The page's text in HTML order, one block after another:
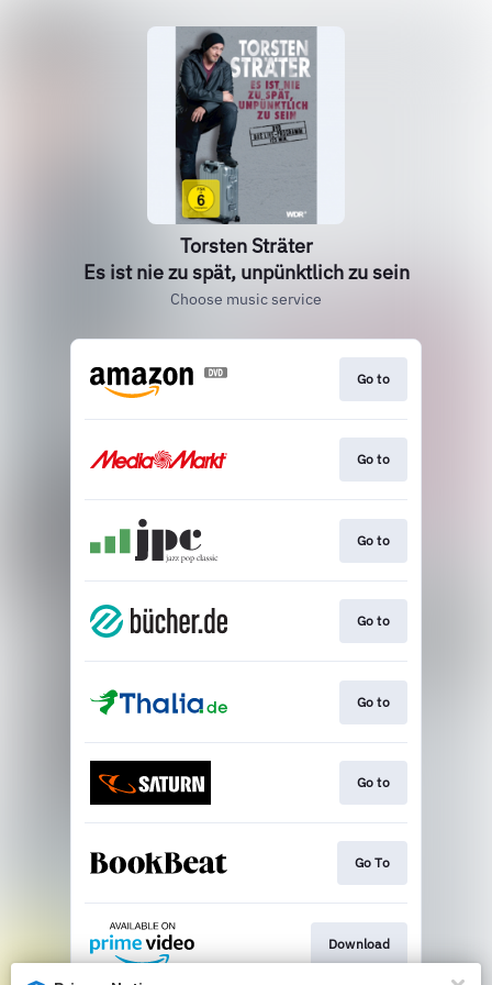
Torsten Sträter
Es ist nie zu spät, unpünktlich zu sein
Choose music service
Go to
Go to
Go to
Go to
Go to
Go to
Go To
Download